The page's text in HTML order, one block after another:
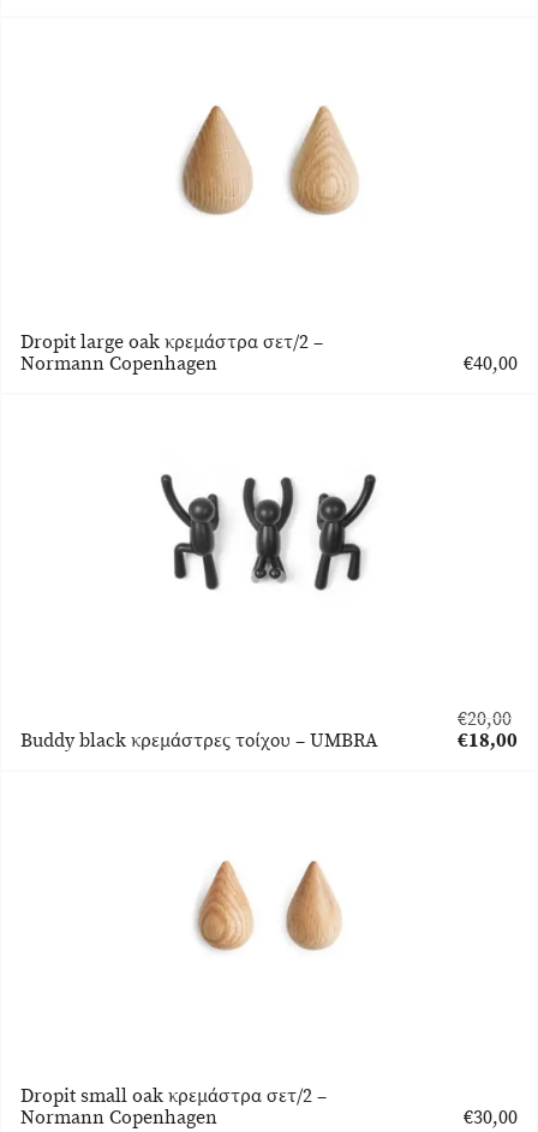
Dropit large oak κρεμάστρα σετ/2 –
Normann Copenhagen
€40,00
Buddy black κρεμάστρες τοίχου – UMBRA
€20,00
Original
€18,00
Dropit small oak κρεμάστρα σετ/2 –
Normann Copenhagen
€30,00